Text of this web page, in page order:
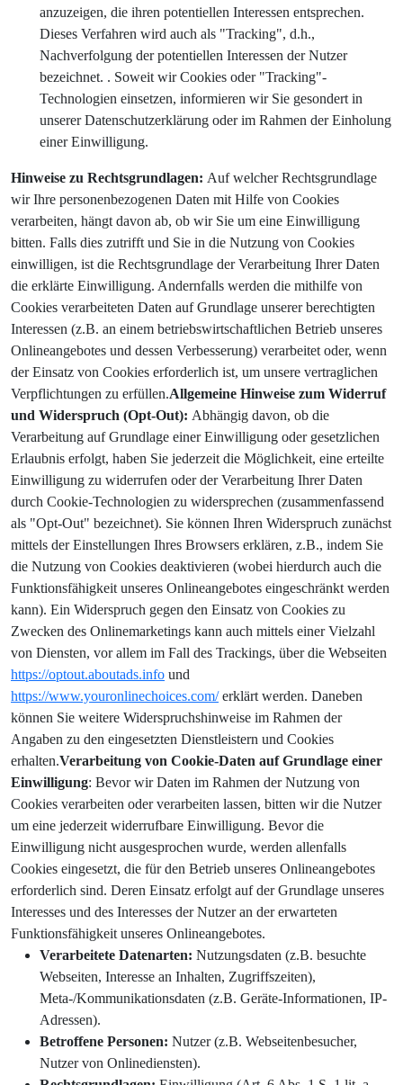
anzuzeigen, die ihren potentiellen Interessen entsprechen.
Dieses Verfahren wird auch als "Tracking", d.h.,
Nachverfolgung der potentiellen Interessen der Nutzer
bezeichnet. . Soweit wir Cookies oder "Tracking"-
Technologien einsetzen, informieren wir Sie gesondert in
unserer Datenschutzerklärung oder im Rahmen der Einholung
einer Einwilligung.
Hinweise zu Rechtsgrundlagen: Auf welcher Rechtsgrundlage
wir Ihre personenbezogenen Daten mit Hilfe von Cookies
verarbeiten, hängt davon ab, ob wir Sie um eine Einwilligung
bitten. Falls dies zutrifft und Sie in die Nutzung von Cookies
einwilligen, ist die Rechtsgrundlage der Verarbeitung Ihrer Daten
die erklärte Einwilligung. Andernfalls werden die mithilfe von
Cookies verarbeiteten Daten auf Grundlage unserer berechtigten
Interessen (z.B. an einem betriebswirtschaftlichen Betrieb unseres
Onlineangebotes und dessen Verbesserung) verarbeitet oder, wenn
der Einsatz von Cookies erforderlich ist, um unsere vertraglichen
Verpflichtungen zu erfüllen.Allgemeine Hinweise zum Widerruf
und Widerspruch (Opt-Out): Abhängig davon, ob die
Verarbeitung auf Grundlage einer Einwilligung oder gesetzlichen
Erlaubnis erfolgt, haben Sie jederzeit die Möglichkeit, eine erteilte
Einwilligung zu widerrufen oder der Verarbeitung Ihrer Daten
durch Cookie-Technologien zu widersprechen (zusammenfassend
als "Opt-Out" bezeichnet). Sie können Ihren Widerspruch zunächst
mittels der Einstellungen Ihres Browsers erklären, z.B., indem Sie
die Nutzung von Cookies deaktivieren (wobei hierdurch auch die
Funktionsfähigkeit unseres Onlineangebotes eingeschränkt werden
kann). Ein Widerspruch gegen den Einsatz von Cookies zu
Zwecken des Onlinemarketings kann auch mittels einer Vielzahl
von Diensten, vor allem im Fall des Trackings, über die Webseiten
https://optout.aboutads.info und
https://www.youronlinechoices.com/erklärt werden. Daneben
können Sie weitere Widerspruchshinweise im Rahmen der
Angaben zu den eingesetzten Dienstleistern und Cookies
erhalten.Verarbeitung von Cookie-Daten auf Grundlage einer
Einwilligung: Bevor wir Daten im Rahmen der Nutzung von
Cookies verarbeiten oder verarbeiten lassen, bitten wir die Nutzer
um eine jederzeit widerrufbare Einwilligung. Bevor die
Einwilligung nicht ausgesprochen wurde, werden allenfalls
Cookies eingesetzt, die für den Betrieb unseres Onlineangebotes
erforderlich sind. Deren Einsatz erfolgt auf der Grundlage unseres
Interesses und des Interesses der Nutzer an der erwarteten
Funktionsfähigkeit unseres Onlineangebotes.
Verarbeitete Datenarten: Nutzungsdaten (z.B. besuchte
Webseiten, Interesse an Inhalten, Zugriffszeiten),
Meta-/Kommunikationsdaten (z.B. Geräte-Informationen, IP-
Adressen).
Betroffene Personen: Nutzer (z.B. Webseitenbesucher,
Nutzer von Onlinediensten).